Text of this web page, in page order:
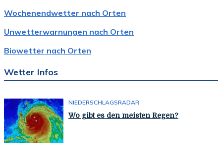
Wochenendwetter nach Orten
Unwetterwarnungen nach Orten
Biowetter nach Orten
Wetter Infos
NIEDERSCHLAGSRADAR
Wo gibt es den meisten Regen?